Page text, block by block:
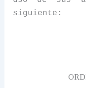
siguiente: